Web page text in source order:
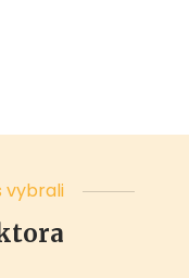
vybrali